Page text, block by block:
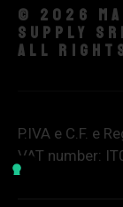
© 2026
supply
All
P.IVA e C.F. e
VAT number: